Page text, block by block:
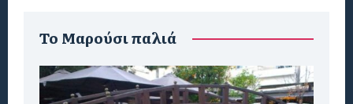
To Μαρούσι παλιά